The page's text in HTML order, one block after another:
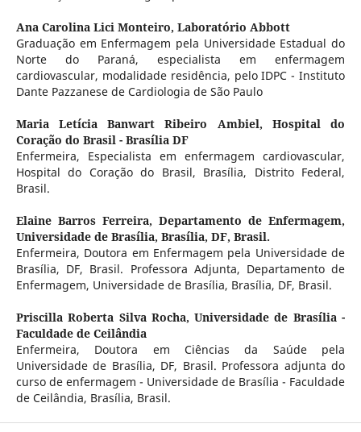
Ana Carolina Lici Monteiro, Laboratório Abbott
Graduação em Enfermagem pela Universidade Estadual do
Norte do Paraná, especialista em enfermagem
cardiovascular, modalidade residência, pelo IDPC - Instituto
Dante Pazzanese de Cardiologia de São Paulo
Maria Letícia Banwart Ribeiro Ambiel, Hospital do
Coração do Brasil - Brasília DF
Enfermeira, Especialista em enfermagem cardiovascular,
Hospital do Coração do Brasil, Brasília, Distrito Federal,
Brasil.
Elaine Barros Ferreira,Departamento de Enfermagem,
Universidade de Brasília, Brasília, DF, Brasil.
Enfermeira, Doutora em Enfermagem pela Universidade de
Brasília, DF, Brasil. Professora Adjunta, Departamento de
Enfermagem, Universidade de Brasília, Brasília, DF, Brasil.
Priscilla Roberta Silva Rocha,Universidade de Brasília -
Faculdade de Ceilândia
Enfermeira, Doutora em Ciências da Saúde pela
Universidade de Brasília, DF, Brasil. Professora adjunta do
curso de enfermagem - Universidade de Brasília - Faculdade
de Ceilândia, Brasília, Brasil.